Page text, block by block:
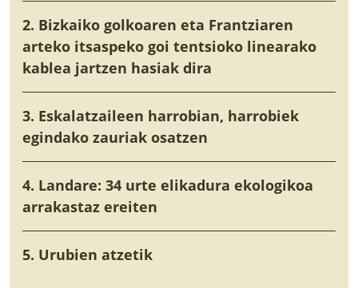
2. Bizkaiko golkoaren eta Frantziaren
arteko itsaspeko goi tentsioko linearako
kablea jartzen hasiak dira
3. Eskalatzaileen harrobian, harrobiek
egindako zauriak osatzen
4. Landare: 34 urte elikadura ekologikoa
arrakastaz ereiten
5. Urubien atzetik